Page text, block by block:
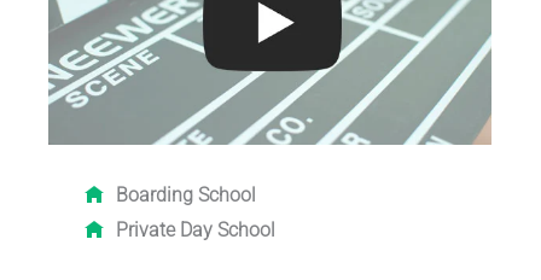
Boarding School
Private Day School